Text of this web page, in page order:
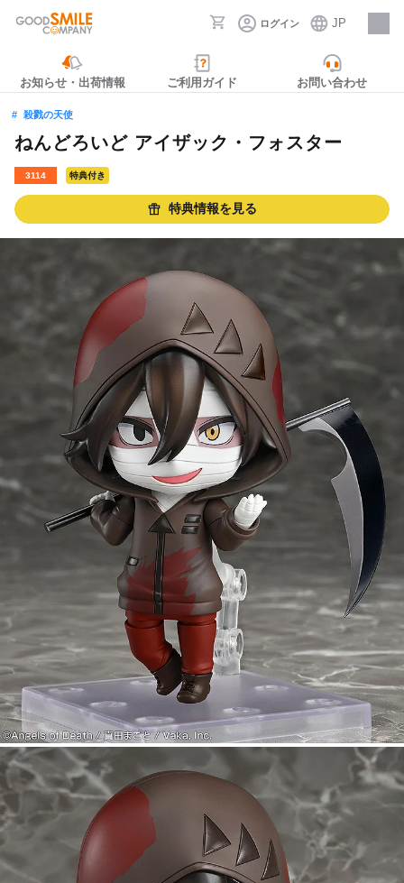
ログイン JP
採用情報
お知らせ・出荷情報 ご利用ガイド お問い合わせ
殺戮の天使
ねんどろいど アイザック・フォスター
3114 特典付き
特典情報を見る